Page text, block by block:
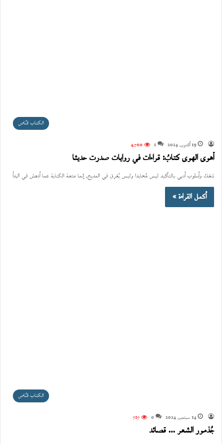
الكتاب قنّاص
19 أكتوبر، 2024 1 4٬700
أهوى الهوى كتابُ: قراءات في روايات صدرت حديثا
شغفٌ وأسلوب أدبي بالتأكيد ليس مُحايدا وليس يُغرق في المديح، إنما متعة الكتابة عما أدهش في البدأ
أكمل القراءة »
الكتاب قنّاص
14 سبتمبر، 2024 0
717
جُذمور الشعر … قصائد